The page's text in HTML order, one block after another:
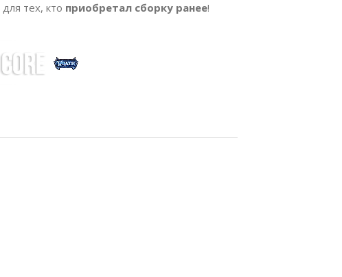
для тех, кто приобретал сборку ранее!